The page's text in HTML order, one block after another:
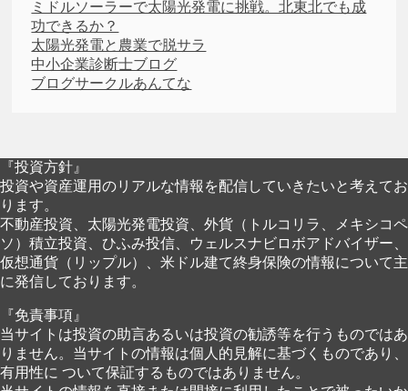
ミドルソーラーで太陽光発電に挑戦。北東北でも成
功できるか？
太陽光発電と農業で脱サラ
中小企業診断士ブログ
ブログサークルあんてな
『投資方針』
投資や資産運用のリアルな情報を配信していきたいと考えてお
ります。
不動産投資、太陽光発電投資、外貨（トルコリラ、メキシコペ
ソ）積立投資、ひふみ投信、ウェルスナビロボアドバイザー、
仮想通貨（リップル）、米ドル建て終身保険の情報について主
に発信しております。
『免責事項』
当サイトは投資の助言あるいは投資の勧誘等を行うものではあ
りません。当サイトの情報は個人的見解に基づくものであり、
有用性に ついて保証するものではありません。